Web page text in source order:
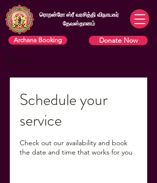
ரொறன்ரோ ஸ்ரீ வரசித்தி விநாயகர்
தேவஸ்தானம்
Archana Booking Donate Now
Photos
Schedule your
service
Check out our availability and book
the date and time that works for you